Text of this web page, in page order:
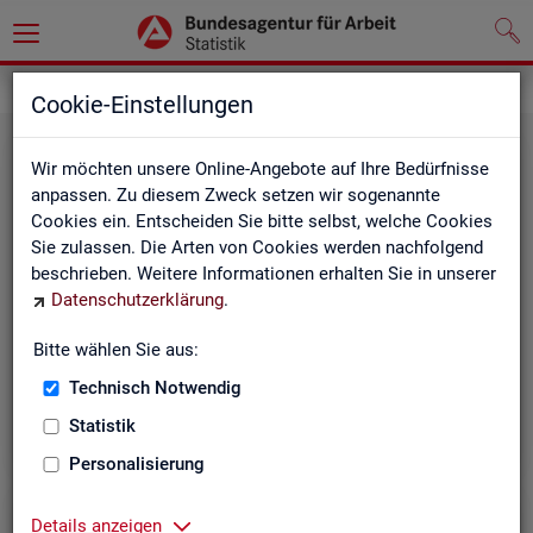
Cookie-Einstellungen
Wir möchten unsere Online-Angebote auf Ihre Bedürfnisse
anpassen. Zu diesem Zweck setzen wir sogenannte
Cookies ein. Entscheiden Sie bitte selbst, welche Cookies
Sie zulassen. Die Arten von Cookies werden nachfolgend
beschrieben. Weitere Informationen erhalten Sie in unserer
Datenschutzerklärung.
Bitte wählen Sie aus:
Technisch Notwendig
Statistik
Personalisierung
Details anzeigen
Me­tho­di­sche Hin­wei­se
Hintergrundinformationen und methodische Hinweise
zu den Fachstatistiken und weiteren Themen, z. B. zur